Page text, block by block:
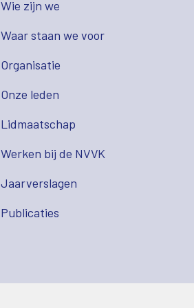
Wie zijn we
Waar staan we voor
Organisatie
Onze leden
Lidmaatschap
Werken bij de NVVK
Jaarverslagen
Publicaties